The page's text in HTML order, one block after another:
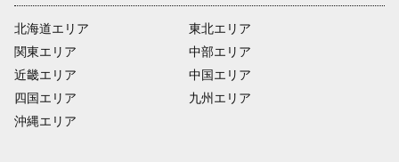
北海道エリア
関東エリア
近畿エリア
四国エリア
沖縄エリア
東北エリア
中部エリア
中国エリア
九州エリア